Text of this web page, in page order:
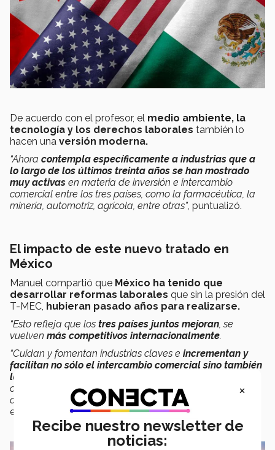
De acuerdo con el profesor, el medio ambiente, la
tecnología y los derechos laborales también lo
hacen una versión moderna.
“Ahora contempla específicamente a industrias que a
lo largo de los últimos treinta años se han mostrado
muy activas en materia de inversión e intercambio
comercial entre los tres países, como la farmacéutica, la
minería, automotriz, agrícola, entre otras”, puntualizó.
El impacto de este nuevo tratado en
México
Manuel compartió que México ha tenido que
desarrollar reformas laborales que sin la presión del
T-MEC, hubieran pasado años para realizarse.
“Esto refleja que los tres países juntos mejoran , se
vuelven más competitivos internacionalmente.
“Cuidan y fomentan industrias claves e incrementan y
facilitan no sólo el intercambio comercial sino también
la inversión,
consumidores de los tres países obtienen precios
competitivos enproductos de muy alta calidad
expresó.
×
Recibe nuestro newsletter de
noticias: